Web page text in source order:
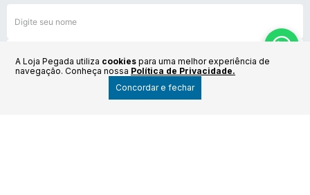
A Loja Pegada utiliza cookies para uma melhor experiência de
navegação. Conheça nossa Política de Privacidade.
Concordar e fechar
399.99
7x de R$ 57.14